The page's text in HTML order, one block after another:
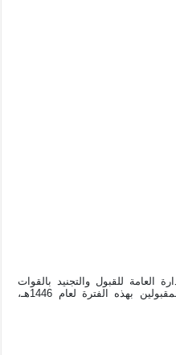
العامة للقبول والتجنيد بالقوات
المسلحة عن نتائج الترشيح الأولى للمقبولين بهذه الفترة لعام 1446هـ،